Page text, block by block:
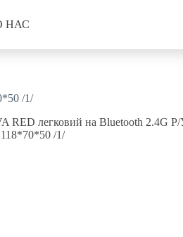
НАС
/1/
RED легковий на Bluetooth 2.4G
/1/